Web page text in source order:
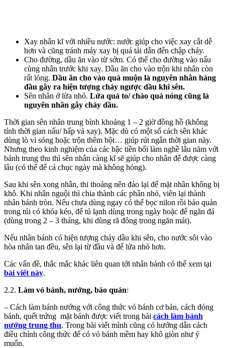
Xay nhân kĩ với nhiều nước: nước giúp cho việc xay cắt dễ
hơn và cũng tránh máy xay bị quá tải dẫn đến chập cháy.
Cho đường, dầu ăn vào từ sớm. Có thể cho đường vào nấu
cùng nhân trước khi xay. Dầu ăn cho vào trộn khi nhân còn
rất lỏng. Dầu ăn cho vào quá muộn là nguyên nhân hàng
đầu gây ra hiện tượng chảy ngược dầu khi sên.
Sên nhân ở lửa nhỏ. Lửa quá to/ chảo quá nóng cũng là
nguyên nhân gây chảy dầu.
Thời gian sên nhân trung bình khoảng 1 – 2 giờ đồng hồ (không
tính thời gian nấu/ hấp và xay). Mặc dù có một số cách sên khác
dùng lò vi sóng hoặc trộn thêm bột… giúp rút ngắn thời gian này.
Nhưng theo kinh nghiệm của các bậc tiền bối làm nghề lâu năm với
bánh trung thu thì sên nhân càng kĩ sẽ giúp cho nhân để được càng
lâu (có thể để cả chục ngày mà không hỏng).
Sau khi sên xong nhân, thi thoảng nên đảo lại để mặt nhân không bị
khô. Khi nhân nguội thì chia thành các phần nhỏ, viên lại thành
nhân bánh tròn. Nếu chưa dùng ngay có thể bọc nilon rồi bảo quản
trong túi có khóa kéo, để tủ lạnh dùng trong ngày hoặc để ngăn đá
(dùng trong 2 – 3 tháng, khi dùng rã đông trong ngăn mát).
Nếu nhân bánh có hiện tượng chảy dầu khi sên, cho nước sôi vào
hòa nhân tan đều, sên lại từ đầu và để lửa nhỏ hơn.
Các vấn đề, thắc mắc khác liên quan tới nhân bánh có thể xem tại
bài viết này.
2.2. Làm vỏ bánh, nướng, bảo quản:
– Cách làm bánh nướng với công thức vỏ bánh cơ bản, cách đóng
bánh, quết trứng mặt bánh được viết trong bài cách làm bánh
nướng trung thu. Trong bài viết mình cũng có hướng dẫn cách
điều chỉnh công thức để có vỏ bánh mềm hay khô giòn như ý
muốn.